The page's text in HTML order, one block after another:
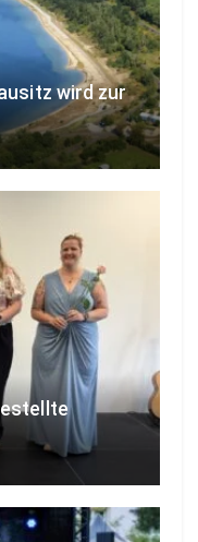
wird zur